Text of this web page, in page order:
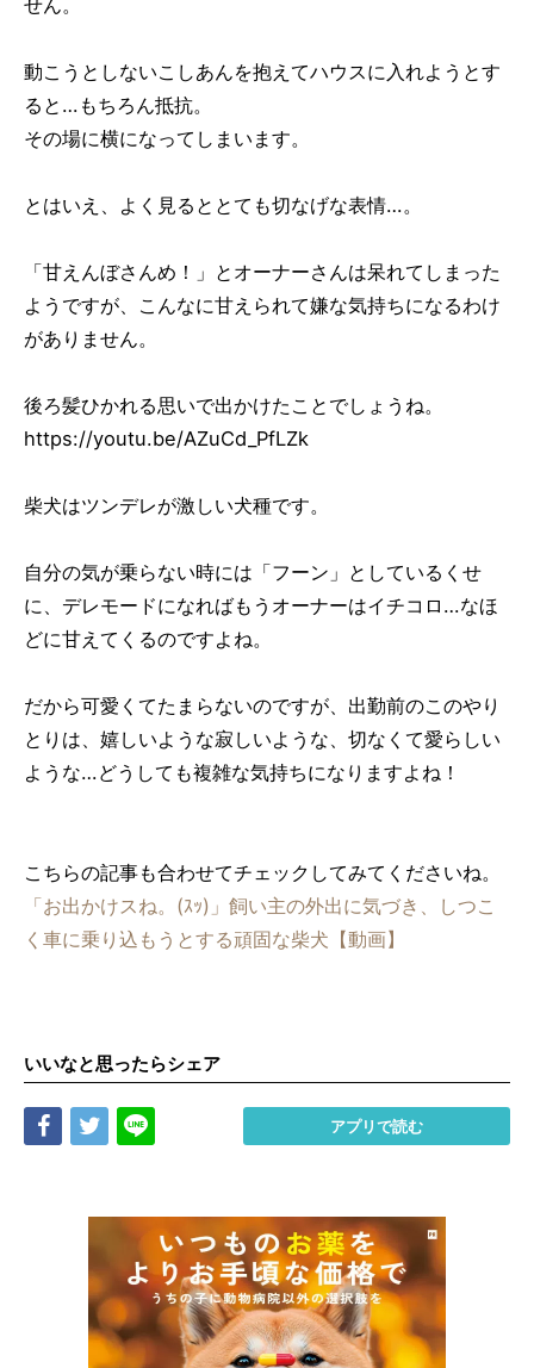
動こうとしないこしあんを抱えてハウスに入れようとす
ると…もちろん抵抗。
その場に横になってしまいます。
とはいえ、よく見るととても切なげな表情…。
「甘えんぼさんめ！」とオーナーさんは呆れてしまった
ようですが、こんなに甘えられて嫌な気持ちになるわけ
がありません。
後ろ髪ひかれる思いで出かけたことでしょうね。
https://youtu.be/AZuCd_PfLZk
柴犬はツンデレが激しい犬種です。
自分の気が乗らない時には「フーン」としているくせ
に、デレモードになればもうオーナーはイチコロ…なほ
どに甘えてくるのですよね。
だから可愛くてたまらないのですが、出勤前のこのやり
とりは、嬉しいような寂しいような、切なくて愛らしい
ような…どうしても複雑な気持ちになりますよね！
こちらの記事も合わせてチェックしてみてくださいね。
「お出かけスね。(ｽｯ)」飼い主の外出に気づき、しつこ
く車に乗り込もうとする頑固な柴犬【動画】
いいなと思ったらシェア
Share Tweet アプリで読む